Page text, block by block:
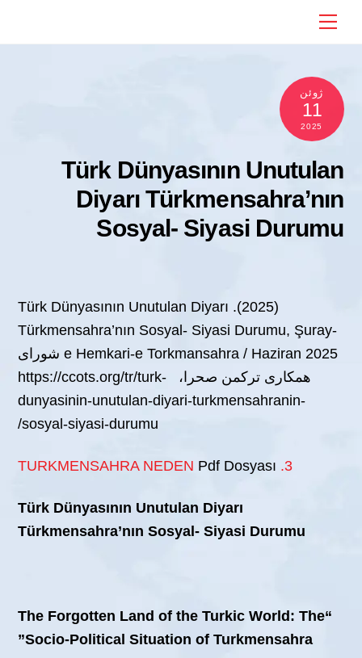
Skip
Menu
ژوئن
11
2025
Türk Dünyasının Unutulan
Diyarı Türkmensahra’nın
Sosyal- Siyasi Durumu
(2025). Türk Dünyasının Unutulan Diyarı
Türkmensahra’nın Sosyal- Siyasi Durumu, Şuray-
e Hemkari-e Torkmansahra / Haziran 2025 شورای
همکاری ترکمن صحرا، https://ccots.org/tr/turk-
dunyasinin-unutulan-diyari-turkmensahranin-
sosyal-siyasi-durumu/
3. TURKMENSAHRA NEDEN
Pdf Dosyası
Türk Dünyasının Unutulan Diyarı
Türkmensahra’nın Sosyal- Siyasi Durumu
“The Forgotten Land of the Turkic World: The
Socio-Political Situation of Turkmensahra”